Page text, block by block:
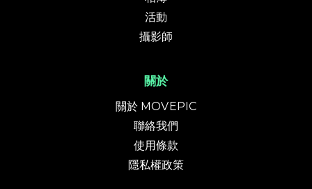
活動
攝影師
關於
關於 MOVEPIC
聯絡我們
使用條款
隱私權政策